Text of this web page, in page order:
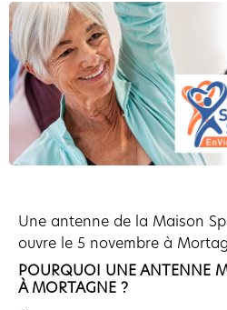
Une antenne de la Maison
ouvre le 5 novembre à
POURQUOI UNE ANTENNE
À MORTAGNE ?